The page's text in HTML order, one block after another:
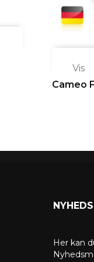
Vis
Cameo
Her kan